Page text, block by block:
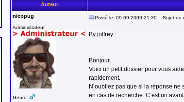
Auteur
nicopug
Administrateur
Genre:
Posté le: 09 09 2009 21:39 Sujet du
By joffrey :
Bonjour,
Voici un petit dossier pour vous
rapidement.
N’oubliez pas que si la réponse
en cas de recherche. C’est un